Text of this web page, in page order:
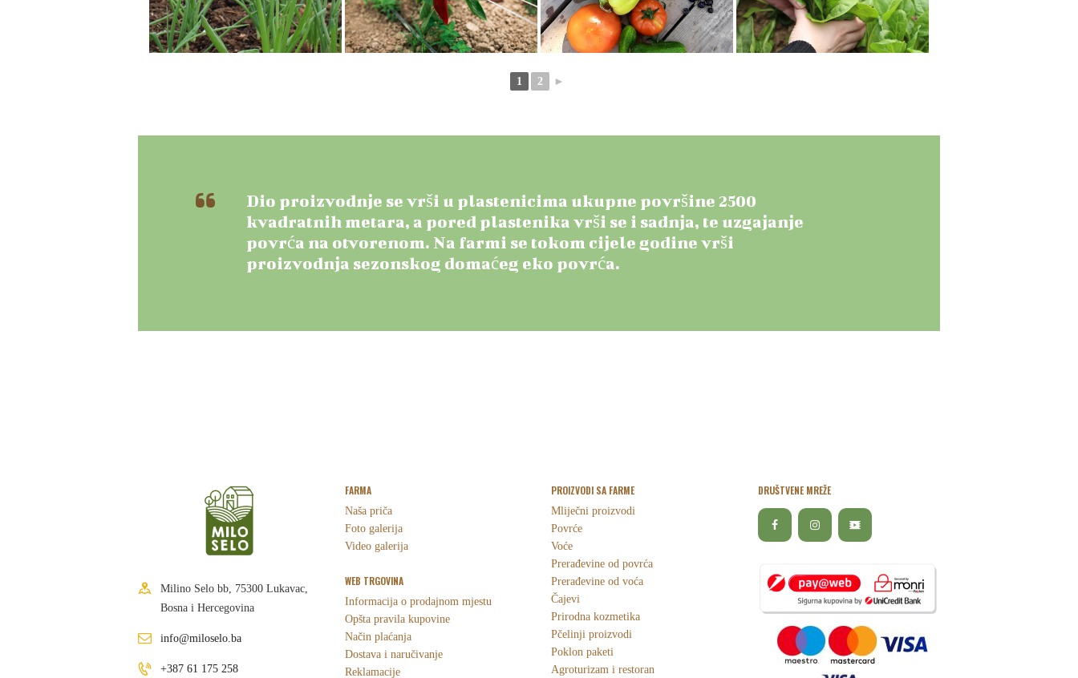
1 2 ►
Dio proizvodnje se vrši u plastenicima ukupne površine 2500
kvadratnih metara, a pored plastenika vrši se i sadnja, te uzgajanje
povrća na otvorenom. Na farmi se tokom cijele godine vrši
proizvodnja sezonskog domaćeg eko povrća.
Milino Selo bb, 75300 Lukavac,
Bosna i Hercegovina
info@miloselo.ba
+387 61 175 258
FARMA
Naša priča
Foto galerija
Video galerija
WEB TRGOVINA
Informacija o prodajnom mjestu
Opšta pravila kupovine
Način plaćanja
Dostava i naručivanje
Reklamacije
PROIZVODI SA FARME
Mliječni proizvodi
Povrće
Voće
Prerađevine od povrća
Prerađevine od voća
Čajevi
Prirodna kozmetika
Pčelinji proizvodi
Poklon paketi
Agroturizam i restoran
DRUŠTVENE MREŽE